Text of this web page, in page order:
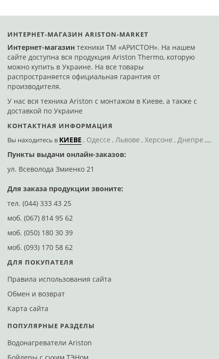
ИНТЕРНЕТ-МАГАЗИН ARISTON-MARKET
Интернет-магазин техники ТМ «АРИСТОН». На нашем
сайте доступна вся продукция Ariston Thermo, которую
можно купить в Украине. На все товары
распространяется официальная гарантия от
производителя.
У нас вся техника Ariston с монтажом в Киеве, а также с
доставкой по Украине
КОНТАКТНАЯ ИНФОРМАЦИЯ
Вы находитесь в КИЕВЕ Одессе Львове Херсоне Днепре
Пункты выдачи онлайн-заказов:
ул. Всеволода Змиенко 21
Для заказа продукции звоните:
тел. (044) 333 43 25
моб. (067) 814 95 62
моб. (050) 180 30 39
моб. (093) 170 58 62
ДЛЯ ПОКУПАТЕЛЯ
Правила использования сайта
Обмен и возврат
Карта сайта
ПОПУЛЯРНЫЕ РАЗДЕЛЫ
Водонагреватели Ariston